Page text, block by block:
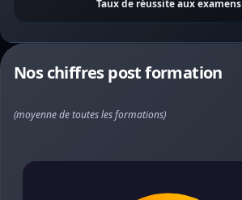
Taux de réussite aux examens
Nos chiffres post formation
(moyenne de toutes les formations)